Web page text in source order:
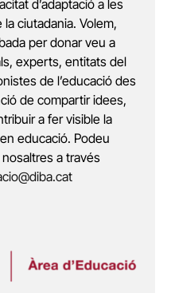
d’adaptació a les
ciutadania. Volem,
per donar veu a
experts, entitats del
de l’educació des
de compartir idees,
a fer visible la
educació. Podeu
a través